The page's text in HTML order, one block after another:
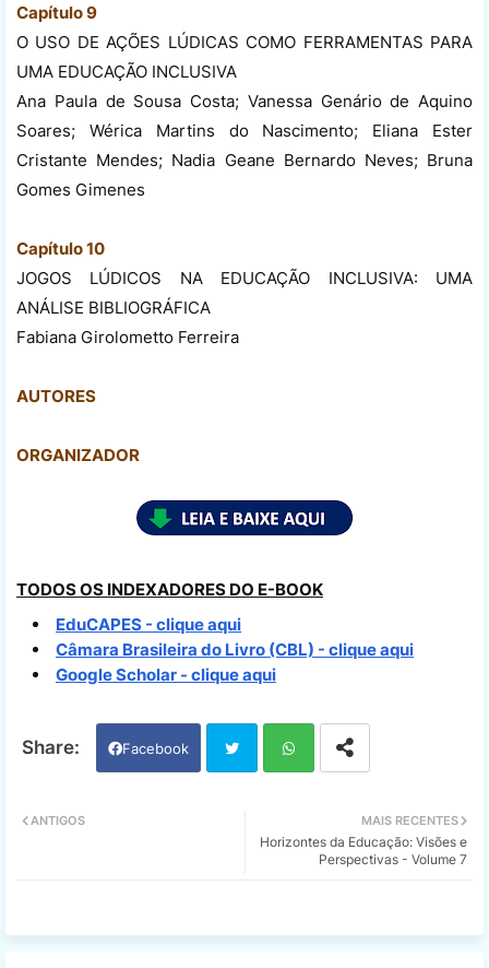
Capítulo 9
O USO DE AÇÕES LÚDICAS COMO FERRAMENTAS PARA
UMA EDUCAÇÃO INCLUSIVA
Ana Paula de Sousa Costa; Vanessa Genário de Aquino
Soares; Wérica Martins do Nascimento; Eliana Ester
Cristante Mendes; Nadia Geane Bernardo Neves; Bruna
Gomes Gimenes
Capítulo 10
JOGOS LÚDICOS NA EDUCAÇÃO INCLUSIVA: UMA
ANÁLISE BIBLIOGRÁFICA
Fabiana Girolometto Ferreira
AUTORES
ORGANIZADOR
TODOS OS INDEXADORES DO E-BOOK
EduCAPES - clique aqui
Câmara Brasileira do Livro (CBL) - clique aqui
Google Scholar - clique aqui
Facebook
ats
MAIS RECENTES
Horizontes da Educação: Visões e
Perspectivas - Volume 7
ANTIGOS